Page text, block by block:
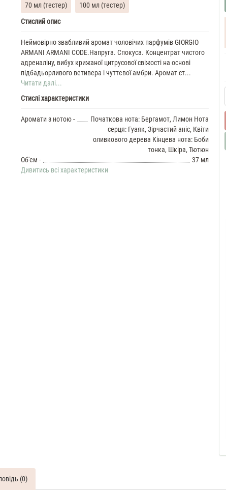
70 мл (тестер)
100 мл (тестер)
Giorgio
Code
Sport
35
ML
Духи
Armani
37
Armani
Code
Духи
чоловічі
тестер
Стислий опис
Неймовірно звабливий аромат чоловічих парфумів GIORGIO
ARMANI ARMANI CODE.Напруга. Спокуса. Концентрат чистого
адреналіну, вибух крижаної цитрусової свіжості на основі
підбадьорливого ветивера і чуттєвої амбри. Аромат ст...
Читати далі...
Стислі характеристики
Аромати з нотою -
Початкова нота: Бергамот, Лимон Нота
серця: Гуаяк, Зірчастий аніс, Квіти
оливкового дерева Кінцева нота: Боби
тонка, Шкіра, Тютюн
Об'єм -
37 мл
Дивитись всі характеристики
(0)